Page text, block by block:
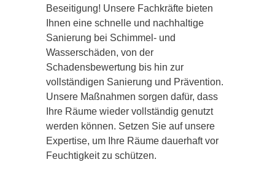
Beseitigung! Unsere Fachkräfte bieten
Ihnen eine schnelle und nachhaltige
Sanierung bei Schimmel- und
Wasserschäden, von der
Schadensbewertung bis hin zur
vollständigen Sanierung und Prävention.
Unsere Maßnahmen sorgen dafür, dass
Ihre Räume wieder vollständig genutzt
werden können. Setzen Sie auf unsere
Expertise, um Ihre Räume dauerhaft vor
Feuchtigkeit zu schützen.